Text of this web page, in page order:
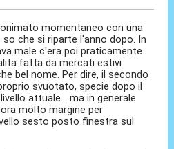
momentaneo con una
che si riparte l'anno dopo. In
male c'era poi praticamente
fatta da mercati estivi
bel nome. Per dire, il secondo
svuotato, specie dopo il
attuale... ma in generale
molto margine per
sesto posto finestra sul